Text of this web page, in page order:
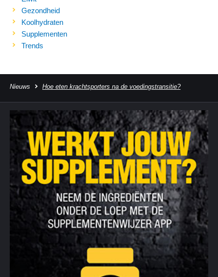
Gezondheid
Koolhydraten
Supplementen
Trends
Nieuws Hoe eten krachtsporters na de voedingstransitie?